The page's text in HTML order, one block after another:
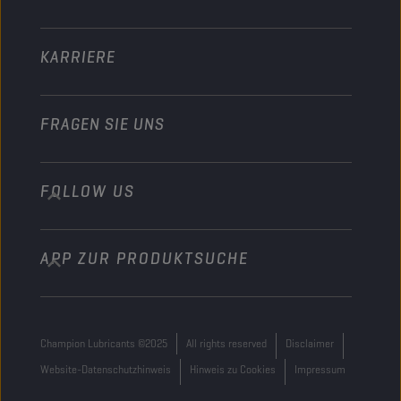
KARRIERE
FRAGEN SIE UNS
info@championlubes.com
+32 3 870 00 20
Georges Gilliotstraat, 52 2620 Hemiksem
FOLLOW US
APP ZUR PRODUKTSUCHE
Champion Lubricants ©2025 All rights reserved
Disclaimer
Website-Datenschutzhinweis
Hinweis zu Cookies Impressum